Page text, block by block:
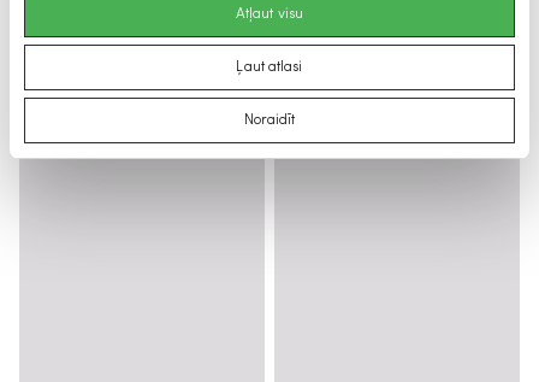
Atļaut visu
Ļaut atlasi
Noraidīt